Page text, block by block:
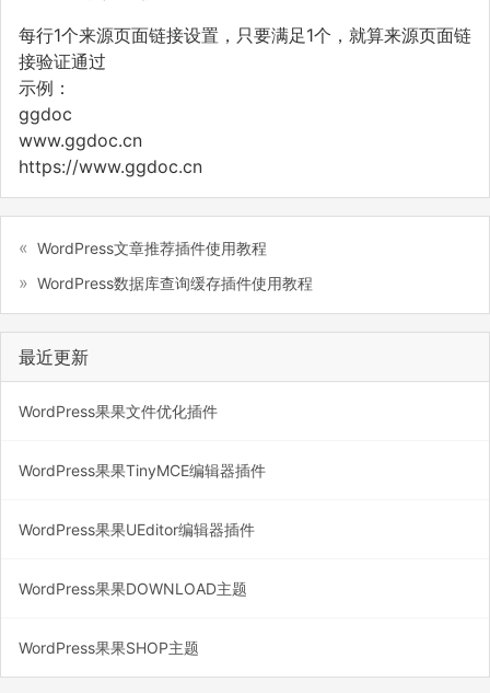
每行1个来源页面链接设置，只要满足1个，就算来源页面链
接验证通过
示例：
ggdoc
www.ggdoc.cn
https://www.ggdoc.cn
WordPress文章推荐插件使用教程
WordPress数据库查询缓存插件使用教程
最近更新
WordPress果果文件优化插件
WordPress果果TinyMCE编辑器插件
WordPress果果UEditor编辑器插件
WordPress果果DOWNLOAD主题
WordPress果果SHOP主题